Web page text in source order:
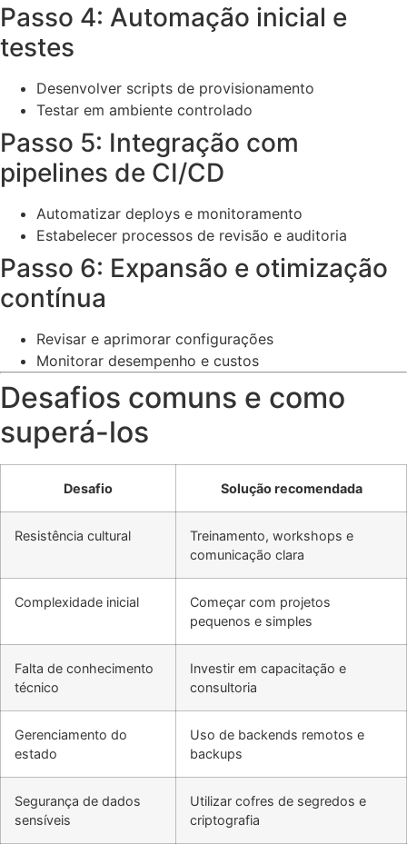
Passo 4: Automação inicial e
testes
Desenvolver scripts de provisionamento
Testar em ambiente controlado
Passo 5: Integração com
pipelines de CI/CD
Automatizar deploys e monitoramento
Estabelecer processos de revisão e auditoria
Passo 6: Expansão e otimização
contínua
Revisar e aprimorar configurações
Monitorar desempenho e custos
Desafios comuns e como
superá-los
Desafio Solução recomendada
Resistência cultural
Treinamento, workshops e
comunicação clara
Complexidade inicial
Começar com projetos
pequenos e simples
Falta de conhecimento
técnico
Investir em capacitação e
consultoria
Gerenciamento do
estado
Uso de backends remotos e
backups
Segurança de dados
sensíveis
Utilizar cofres de segredos e
criptografia